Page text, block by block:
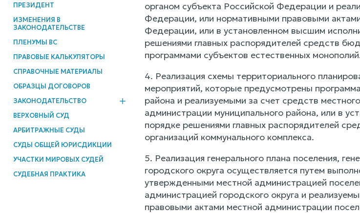
ПРЕЗИДЕНТ
ИЗМЕНЕНИЯ В
ЗАКОНОДАТЕЛЬСТВЕ
ПЛЕНУМЫ ВС
ПРАВОВЫЕ КАЛЬКУЛЯТОРЫ
СПРАВОЧНЫЕ МАТЕРИАЛЫ
ОБРАЗЦЫ ДОГОВОРОВ
ЗАКОНОДАТЕЛЬСТВО
ВЕРХОВНЫЙ СУД
АРБИТРАЖНЫЕ СУДЫ
СУДЫ ОБЩЕЙ ЮРИСДИКЦИИ
УЧАСТКИ МИРОВЫХ СУДЕЙ
СУДЕБНАЯ ПРАКТИКА
органом субъекта Российской Федерации и
Федерации, или нормативными правовыми
Федерации, или в установленном высшим
решениями главных распорядителей средств
программами субъектов естественных
4. Реализация схемы территориального
мероприятий, которые предусмотрены
района и реализуемыми за счет средств
администрации муниципального района, или в
порядке решениями главных распорядителей
организаций коммунального комплекса.
5. Реализация генерального плана поселения,
городского округа осуществляется путем
утвержденными местной администрацией
администрацией городского округа и
правовыми актами местной администрации